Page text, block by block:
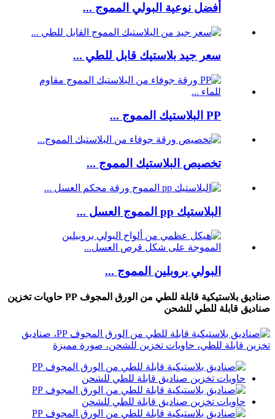
أفضل نوعية البولي المموج ...
سعر جيد بلاستيك قابل للطي ...
PP البلاستيك المموج ...
تخصيص البلاستيك المموج ...
البلاستيك pp المموج العسل ...
البولي بروبلين المموج ...
صناديق بلاستيكية قابلة للطي من الورق المجوف PP حاويات تخزين
صناديق قابلة للطي للشحن